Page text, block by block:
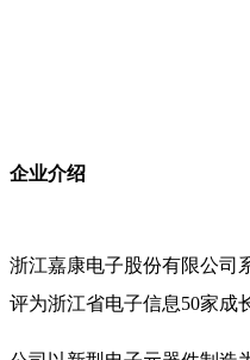
企业介绍
浙江嘉康电子股份有限公司
评为浙江省电子信息50家成